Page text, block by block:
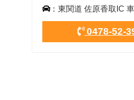
：東関道 佐原香取IC
0478-52-